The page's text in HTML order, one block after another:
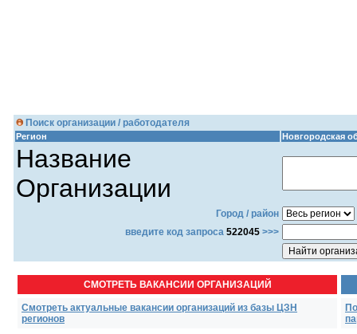
Поиск организации / работодателя
Регион Новгородская
Название
Организации
Город / район
введите код запроса 522045 >>>
СМОТРЕТЬ ВАКАНСИИ ОРГАНИЗАЦИЙ
Смотреть актуальные вакансии организаций из базы ЦЗН
регионов